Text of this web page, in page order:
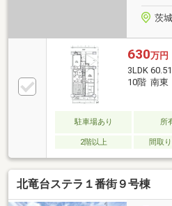
茨
630万円
3LDK
10階 南東
駐車場あり 所
2階以上
間取
北竜台ステラ１番街９号棟